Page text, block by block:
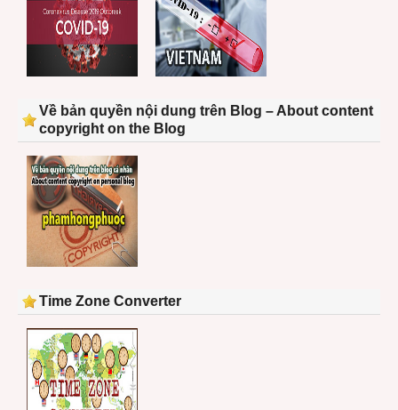
Về bản quyền nội dung trên Blog – About content
copyright on the Blog
Time Zone Converter